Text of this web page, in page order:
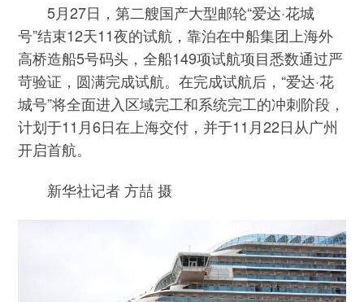
5月27日，第二艘国产大型邮轮“爱达·花城
号”结束12天11夜的试航，靠泊在中船集团上海外
高桥造船5号码头，全船149项试航项目悉数通过严
苛验证，圆满完成试航。在完成试航后，“爱达·花
城号”将全面进入区域完工和系统完工的冲刺阶段，
计划于11月6日在上海交付，并于11月22日从广州
开启首航。
新华社记者 方喆 摄